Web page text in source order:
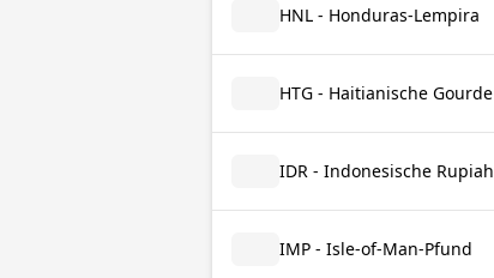
HNL - Honduras-Lempira
HTG - Haitianische Gourde
IDR - Indonesische Rupiah
IMP - Isle-of-Man-Pfund